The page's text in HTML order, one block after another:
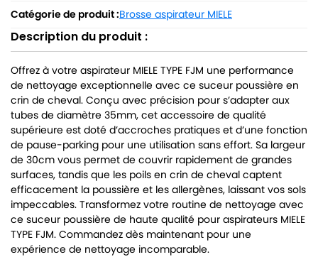
Catégorie de produit :Brosse aspirateur MIELE
Description du produit :
Offrez à votre aspirateur MIELE TYPE FJM une performance
de nettoyage exceptionnelle avec ce suceur poussière en
crin de cheval. Conçu avec précision pour s’adapter aux
tubes de diamètre 35mm, cet accessoire de qualité
supérieure est doté d’accroches pratiques et d’une fonction
de pause-parking pour une utilisation sans effort. Sa largeur
de 30cm vous permet de couvrir rapidement de grandes
surfaces, tandis que les poils en crin de cheval captent
efficacement la poussière et les allergènes, laissant vos sols
impeccables. Transformez votre routine de nettoyage avec
ce suceur poussière de haute qualité pour aspirateurs MIELE
TYPE FJM. Commandez dès maintenant pour une
expérience de nettoyage incomparable.